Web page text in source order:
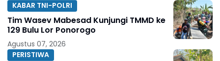
KABAR TNI-POLRI
Tim Wasev Mabesad Kunjungi TMMD ke
129 Bulu Lor Ponorogo
Agustus 07, 2026
PERISTIWA